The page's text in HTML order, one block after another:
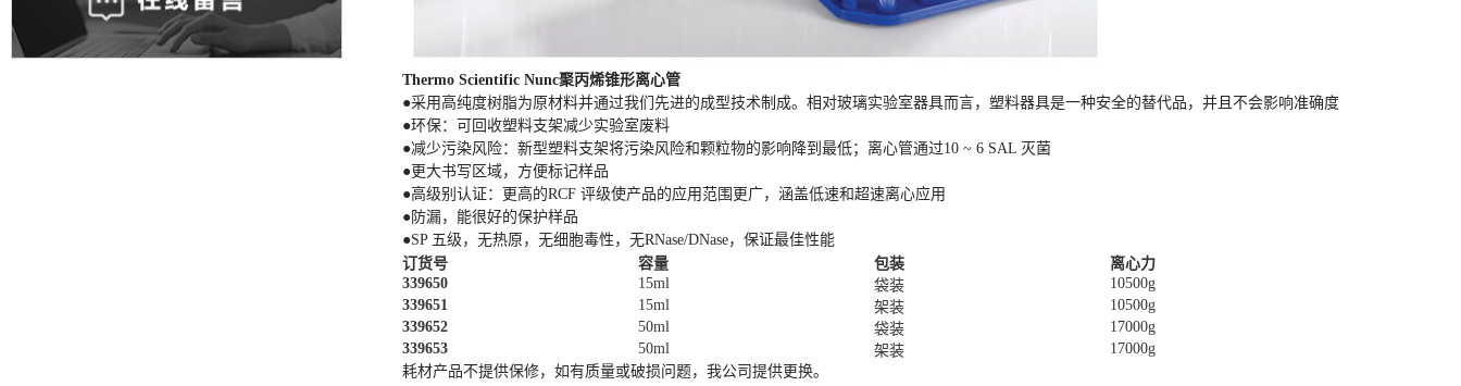
Thermo Scientific Nunc聚丙烯锥形离心管
●采用高纯度树脂为原材料并通过我们先进的成型技术制成。相对玻璃实验室器具而言，塑料器具是一种安全的替代品，并且不会影响准确度
●环保：可回收塑料支架减少实验室废料
●减少污染风险：新型塑料支架将污染风险和颗粒物的影响降到最低；离心管通过10 ~ 6 SAL 灭菌
●更大书写区域，方便标记样品
●高级别认证：更高的RCF 评级使产品的应用范围更广，涵盖低速和超速离心应用
●防漏，能很好的保护样品
●SP 五级，无热原，无细胞毒性，无RNase/DNase，保证最佳性能
订货号
容量 包装
离心力
339650
15ml 袋装
10500g
339651
15ml 架装
10500g
339652
50ml 袋装
17000g
339653
50ml 架装
17000g
耗材产品不提供保修，如有质量或破损问题，我公司提供更换。